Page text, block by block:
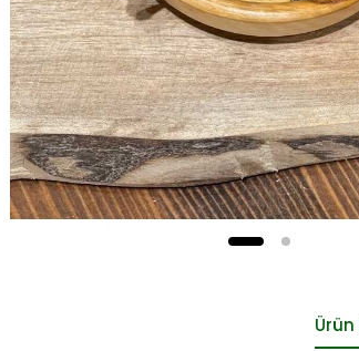
Ürün